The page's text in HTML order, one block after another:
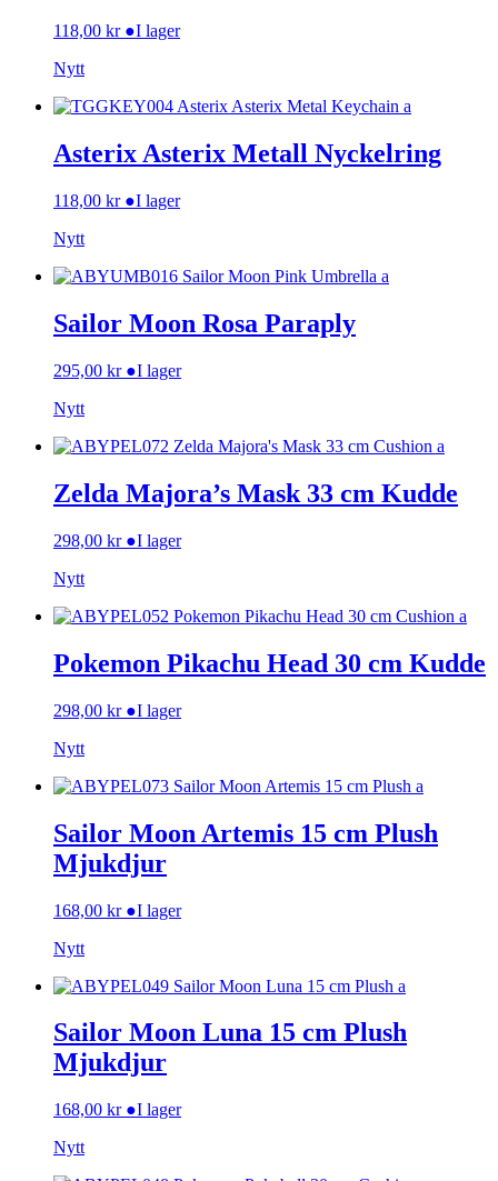
118,00 kr ●I lager
Nytt
Asterix Asterix Metall Nyckelring
118,00 kr ●I lager
Nytt
Sailor Moon Rosa Paraply
295,00 kr ●I lager
Nytt
Zelda Majora’s Mask 33 cm Kudde
298,00 kr ●I lager
Nytt
Pokemon Pikachu Head 30 cm Kudde
298,00 kr ●I lager
Nytt
Sailor Moon Artemis 15 cm Plush
Mjukdjur
168,00 kr ●I lager
Nytt
Sailor Moon Luna 15 cm Plush
Mjukdjur
168,00 kr ●I lager
Nytt